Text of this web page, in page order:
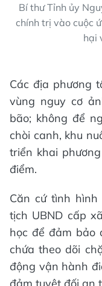
Bí thư Tỉnh ủy
chính trị vào cuộc
hại
Các địa phương
vùng nguy cơ
bão; không để
chòi canh, khu
triển khai
điểm.
Căn cứ tình
tịch UBND cấp
học để đảm bảo
chứa theo dõi
động vận hành
đảm tuyệt đối an